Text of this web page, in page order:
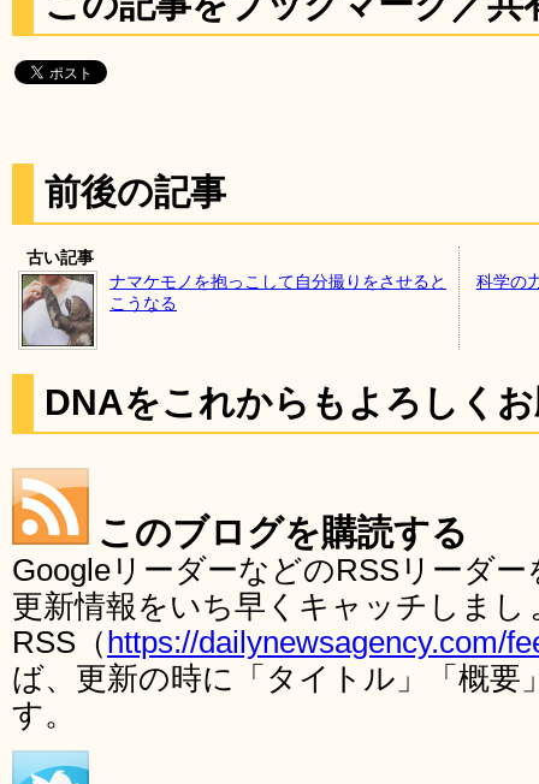
前後の記事
古い記事
ナマケモノを抱っこして自分撮りをさせると
こうなる
科学の
DNAをこれからもよろしく
このブログを購読する
GoogleリーダーなどのRSSリーダ
更新情報をいち早くキャッチしま
RSS（ https://dailynewsagency.com/
ば、更新の時に「タイトル」「概要
す。